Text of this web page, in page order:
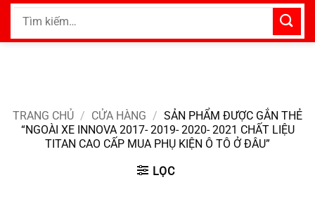
Bỏ
nội
Tìm
TRANG CHỦ / CỬA HÀNG / SẢN PHẨM ĐƯỢC GẮN THẺ
“NGOÀI XE INNOVA 2017- 2019- 2020- 2021 CHẤT LIỆU
TITAN CAO CẤP MUA PHỤ KIỆN Ô TÔ Ở ĐÂU”
LỌC